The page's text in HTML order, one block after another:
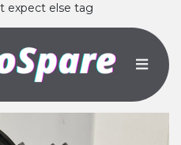
expect else tag